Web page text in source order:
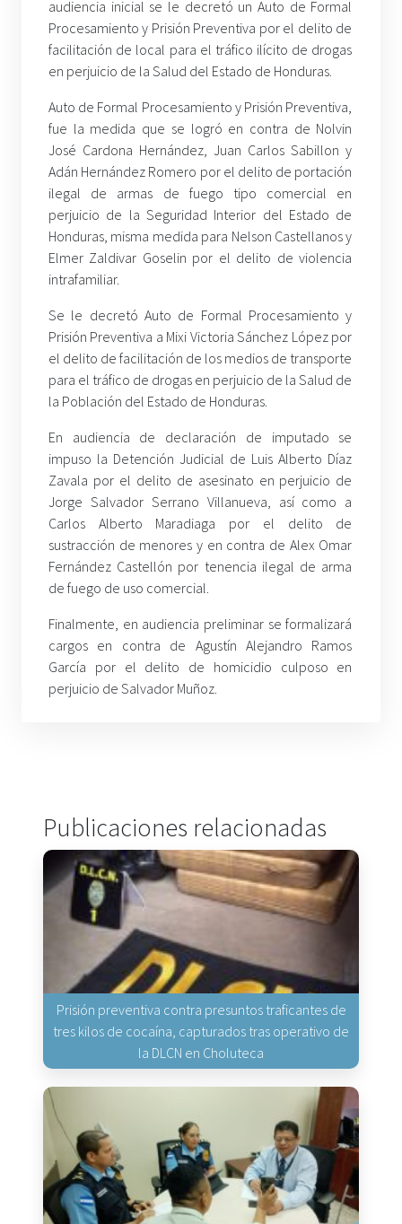
audiencia inicial se le decretó un Auto de Formal
Procesamiento y Prisión Preventiva por el delito de
facilitación de local para el tráfico ilícito de drogas
en perjuicio de la Salud del Estado de Honduras.
Auto de Formal Procesamiento y Prisión Preventiva,
fue la medida que se logró en contra de Nolvin
José Cardona Hernández, Juan Carlos Sabillon y
Adán Hernández Romero por el delito de portación
ilegal de armas de fuego tipo comercial en
perjuicio de la Seguridad Interior del Estado de
Honduras, misma medida para Nelson Castellanos y
Elmer Zaldivar Goselin por el delito de violencia
intrafamiliar.
Se le decretó Auto de Formal Procesamiento y
Prisión Preventiva a Mixi Victoria Sánchez López por
el delito de facilitación de los medios de transporte
para el tráfico de drogas en perjuicio de la Salud de
la Población del Estado de Honduras.
En audiencia de declaración de imputado se
impuso la Detención Judicial de Luis Alberto Díaz
Zavala por el delito de asesinato en perjuicio de
Jorge Salvador Serrano Villanueva, así como a
Carlos Alberto Maradiaga por el delito de
sustracción de menores y en contra de Alex Omar
Fernández Castellón por tenencia ilegal de arma
de fuego de uso comercial.
Finalmente, en audiencia preliminar se formalizará
cargos en contra de Agustín Alejandro Ramos
García por el delito de homicidio culposo en
perjuicio de Salvador Muñoz.
Publicaciones relacionadas
Prisión preventiva contra presuntos traficantes de
tres kilos de cocaína, capturados tras operativo de
la DLCN en Choluteca